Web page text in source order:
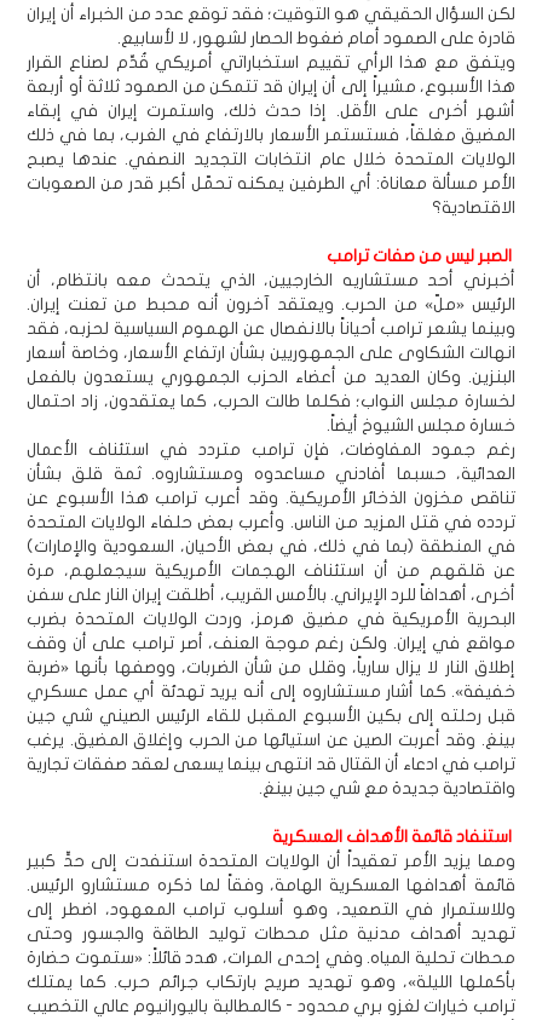
لكن السؤال الحقيقي هو التوقيت؛ فقد توقع عدد من الخبراء أن إيران
قادرة على الصمود أمام ضغوط الحصار لشهور، لا لأسابيع.
ويتفق مع هذا الرأي تقييم استخباراتي أمريكي قُدِّم لصناع القرار
هذا الأسبوع، مشيراً إلى أن إيران قد تتمكن من الصمود ثلاثة أو أربعة
أشهر أخرى على الأقل. إذا حدث ذلك، واستمرت إيران في إبقاء
المضيق مغلقاً، فستستمر الأسعار بالارتفاع في الغرب، بما في ذلك
الولايات المتحدة خلال عام انتخابات التجديد النصفي. عندها يصبح
الأمر مسألة معاناة: أي الطرفين يمكنه تحمّل أكبر قدر من الصعوبات
الاقتصادية؟
الصبر ليس من صفات ترامب
أخبرني أحد مستشاريه الخارجيين، الذي يتحدث معه بانتظام، أن
الرئيس «ملّ» من الحرب. ويعتقد آخرون أنه محبط من تعنت إيران.
وبينما يشعر ترامب أحياناً بالانفصال عن الهموم السياسية لحزبه، فقد
انهالت الشكاوى على الجمهوريين بشأن ارتفاع الأسعار، وخاصة أسعار
البنزين. وكان العديد من أعضاء الحزب الجمهوري يستعدون بالفعل
لخسارة مجلس النواب؛ فكلما طالت الحرب، كما يعتقدون، زاد احتمال
خسارة مجلس الشيوخ أيضاً.
رغم جمود المفاوضات، فإن ترامب متردد في استئناف الأعمال
العدائية، حسبما أفادني مساعدوه ومستشاروه. ثمة قلق بشأن
تناقص مخزون الذخائر الأمريكية. وقد أعرب ترامب هذا الأسبوع عن
تردده في قتل المزيد من الناس. وأعرب بعض حلفاء الولايات المتحدة
في المنطقة (بما في ذلك، في بعض الأحيان، السعودية والإمارات)
عن قلقهم من أن استئناف الهجمات الأمريكية سيجعلهم، مرة
أخرى، أهدافاً للرد الإيراني. بالأمس القريب، أطلقت إيران النار على سفن
البحرية الأمريكية في مضيق هرمز، وردت الولايات المتحدة بضرب
مواقع في إيران. ولكن رغم موجة العنف، أصر ترامب على أن وقف
إطلاق النار لا يزال سارياً، وقلل من شأن الضربات، ووصفها بأنها «ضربة
خفيفة». كما أشار مستشاروه إلى أنه يريد تهدئة أي عمل عسكري
قبل رحلته إلى بكين الأسبوع المقبل للقاء الرئيس الصيني شي جين
بينغ. وقد أعربت الصين عن استيائها من الحرب وإغلاق المضيق. يرغب
ترامب في ادعاء أن القتال قد انتهى بينما يسعى لعقد صفقات تجارية
واقتصادية جديدة مع شي جين بينغ.
استنفاد قائمة الأهداف العسكرية
ومما يزيد الأمر تعقيداً أن الولايات المتحدة استنفدت إلى حدٍّ كبير
قائمة أهدافها العسكرية الهامة، وفقاً لما ذكره مستشارو الرئيس.
وللاستمرار في التصعيد، وهو أسلوب ترامب المعهود، اضطر إلى
تهديد أهداف مدنية مثل محطات توليد الطاقة والجسور وحتى
محطات تحلية المياه. وفي إحدى المرات، هدد قائلاً: «ستموت حضارة
بأكملها الليلة»، وهو تهديد صريح بارتكاب جرائم حرب. كما يمتلك
ترامب خيارات لغزو بري محدود - كالمطالبة باليورانيوم عالي التخصيب